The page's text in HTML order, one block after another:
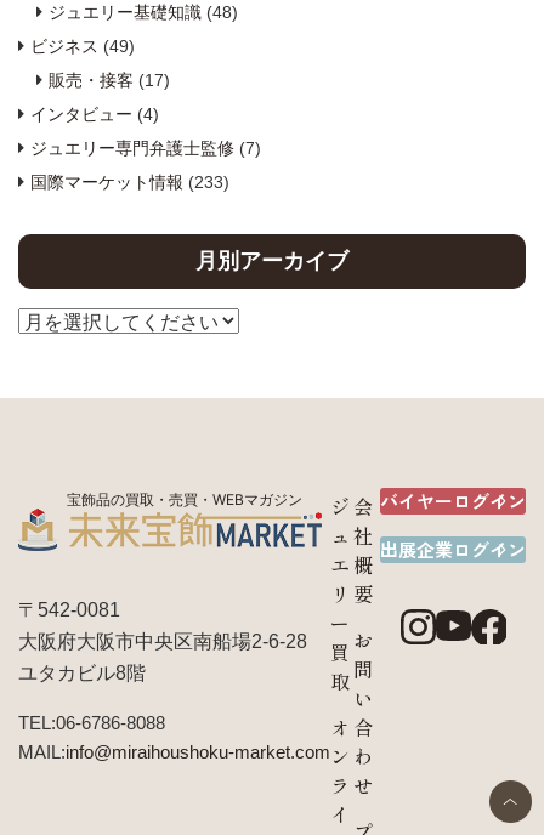
ジュエリー基礎知識 (48)
ビジネス (49)
販売・接客 (17)
インタビュー (4)
ジュエリー専門弁護士監修 (7)
国際マーケット情報 (233)
月別アーカイブ
宝飾品の買取・売買・WEBマガジン
〒542-0081
大阪府大阪市中央区南船場2-6-28
ユタカビル8階
TEL:06-6786-8088
MAIL:info@miraihoushoku-market.com
ジ
ュ
エ
リ
ー
買
取
オ
ン
ラ
イ
会
社
概
要
お
問
い
合
わ
せ
バイヤーログイン
出展企業ログイン